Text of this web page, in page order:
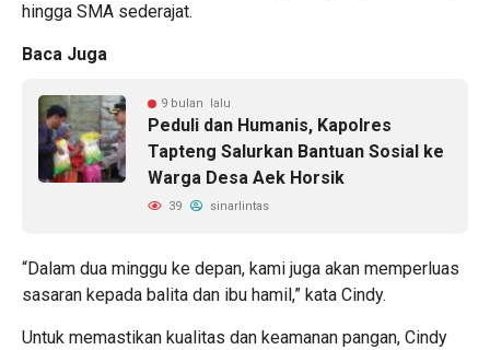
hingga SMA sederajat.
Baca Juga
9 bulan lalu
Peduli dan Humanis, Kapolres
Tapteng Salurkan Bantuan Sosial ke
Warga Desa Aek Horsik
39 sinarlintas
“Dalam dua minggu ke depan, kami juga akan memperluas
sasaran kepada balita dan ibu hamil,” kata Cindy.
Untuk memastikan kualitas dan keamanan pangan, Cindy